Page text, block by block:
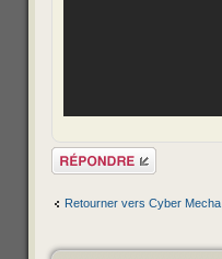
Répondre
Retourner vers Cyber Mecha